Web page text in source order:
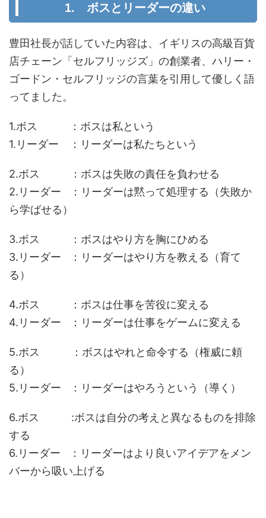
1. ボスとリーダーの違い
豊田社長が話していた内容は、イギリスの高級百貨
店チェーン「セルフリッジズ」の創業者、ハリー・
ゴードン・セルフリッジの言葉を引用して優しく語
ってました。
1.ボス ：ボスは私という
1.リーダー ：リーダーは私たちという
2.ボス ：ボスは失敗の責任を負わせる
2.リーダー ：リーダーは黙って処理する（失敗か
ら学ばせる）
3.ボス ：ボスはやり方を胸にひめる
3.リーダー ：リーダーはやり方を教える（育て
る）
4.ボス ：ボスは仕事を苦役に変える
4.リーダー ：リーダーは仕事をゲームに変える
5.ボス ：ボスはやれと命令する（権威に頼
る）
5.リーダー ：リーダーはやろうという（導く）
6.ボス :ボスは自分の考えと異なるものを排除
する
6.リーダー ：リーダーはより良いアイデアをメン
バーから吸い上げる